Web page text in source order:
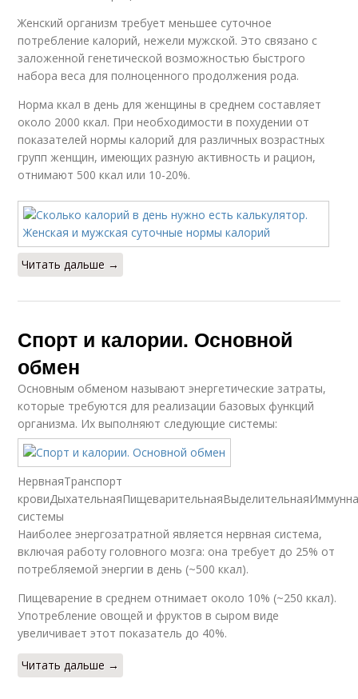
Женский организм требует меньшее суточное
потребление калорий, нежели мужской. Это связано с
заложенной генетической возможностью быстрого
набора веса для полноценного продолжения рода.
Норма ккал в день для женщины в среднем составляет
около 2000 ккал. При необходимости в похудении от
показателей нормы калорий для различных возрастных
групп женщин, имеющих разную активность и рацион,
отнимают 500 ккал или 10-20%.
Читать дальше →
Спорт и калории. Основной
обмен
Основным обменом называют энергетические затраты,
которые требуются для реализации базовых функций
организма. Их выполняют следующие системы:
НервнаяТранспорт
системы
Наиболее энергозатратной является нервная система,
включая работу головного мозга: она требует до 25% от
потребляемой энергии в день (~500 ккал).
Пищеварение в среднем отнимает около 10% (~250 ккал).
Употребление овощей и фруктов в сыром виде
увеличивает этот показатель до 40%.
Читать дальше →